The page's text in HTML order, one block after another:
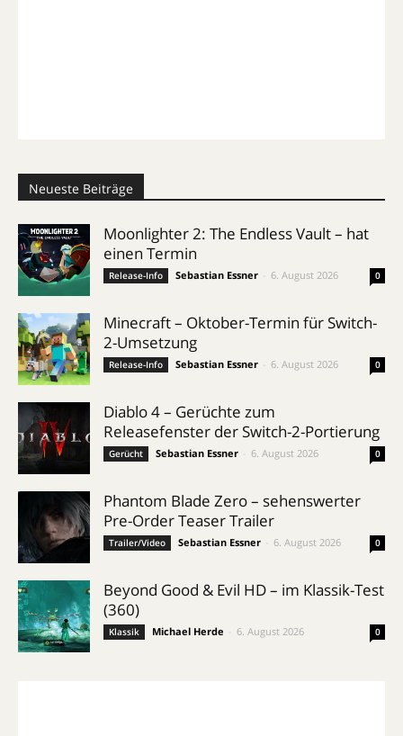
Neueste Beiträge
Moonlighter 2: The Endless Vault – hat
einen Termin
Release-Info Sebastian Essner 6. August 2026 0
Minecraft – Oktober-Termin für Switch-
2-Umsetzung
Release-Info Sebastian Essner 6. August 2026 0
Diablo 4 – Gerüchte zum
Releasefenster der Switch-2-Portierung
Gerücht Sebastian Essner 6. August 2026 0
Phantom Blade Zero – sehenswerter
Pre-Order Teaser Trailer
Trailer/Video Sebastian Essner 6. August 2026 0
Beyond Good & Evil HD – im Klassik-Test
(360)
Klassik Michael Herde 6. August 2026 0